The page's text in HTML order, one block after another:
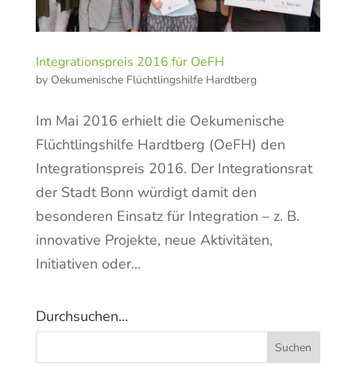
Integrationspreis 2016 für OeFH
by Oekumenische Flüchtlingshilfe Hardtberg
Im Mai 2016 erhielt die Oekumenische
Flüchtlingshilfe Hardtberg (OeFH) den
Integrationspreis 2016. Der Integrationsrat
der Stadt Bonn würdigt damit den
besonderen Einsatz für Integration – z. B.
innovative Projekte, neue Aktivitäten,
Initiativen oder...
Durchsuchen…